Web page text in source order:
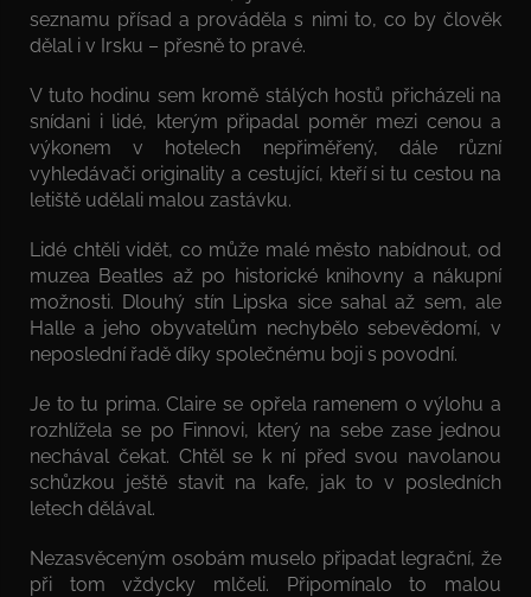
seznamu přísad a prováděla s nimi to, co by člověk
dělal i v Irsku – přesně to pravé.
V tuto hodinu sem kromě stálých hostů přicházeli na
snídani i lidé, kterým připadal poměr mezi cenou a
výkonem v hotelech nepřiměřený, dále různí
vyhledávači originality a cestující, kteří si tu cestou na
letiště udělali malou zastávku.
Lidé chtěli vidět, co může malé město nabídnout, od
muzea Beatles až po historické knihovny a nákupní
možnosti. Dlouhý stín Lipska sice sahal až sem, ale
Halle a jeho obyvatelům nechybělo sebevědomí, v
neposlední řadě díky společnému boji s povodní.
Je to tu prima. Claire se opřela ramenem o výlohu a
rozhlížela se po Finnovi, který na sebe zase jednou
nechával čekat. Chtěl se k ní před svou navolanou
schůzkou ještě stavit na kafe, jak to v posledních
letech dělával.
Nezasvěceným osobám muselo připadat legrační, že
při tom vždycky mlčeli. Připomínalo to malou